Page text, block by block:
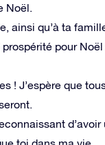
Noël.
ainsi qu’à ta
prospérité pour
! J’espère que
d’avoir